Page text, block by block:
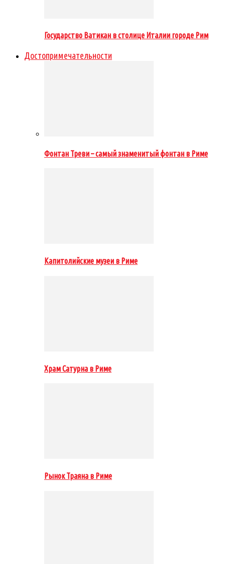
Государство Ватикан в столице Италии городе Рим
Достопримечательности
Фонтан Треви – самый знаменитый фонтан в Риме
Капитолийские музеи в Риме
Храм Сатурна в Риме
Рынок Траяна в Риме